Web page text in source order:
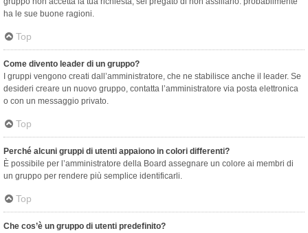
ha le sue buone ragioni.
Top
Come divento leader di un gruppo?
I gruppi vengono creati dall’amministratore, che ne stabilisce anche il leader. Se
desideri creare un nuovo gruppo, contatta l’amministratore via posta elettronica
o con un messaggio privato.
Top
Perché alcuni gruppi di utenti appaiono in colori differenti?
È possibile per l’amministratore della Board assegnare un colore ai membri di
un gruppo per rendere più semplice identificarli.
Top
Che cos’è un gruppo di utenti predefinito?